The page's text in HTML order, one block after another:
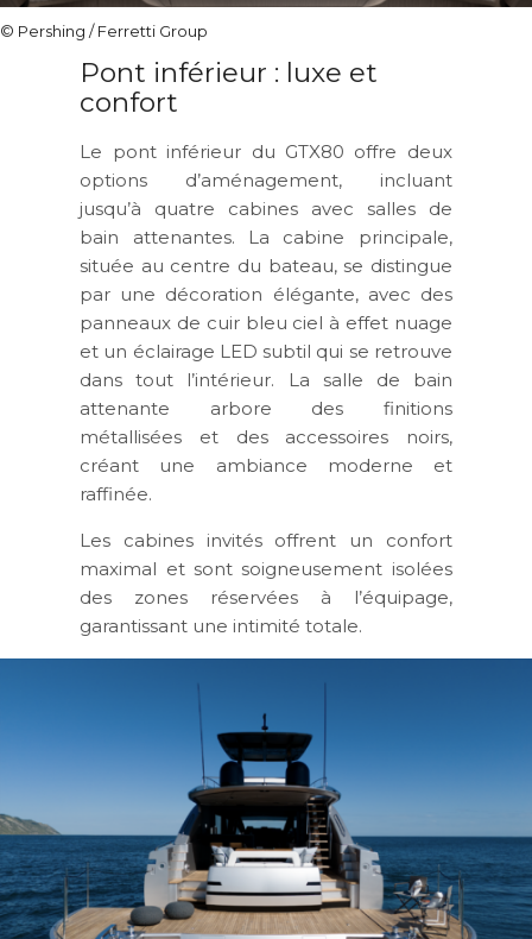
© Pershing / Ferretti Group
Pont inférieur : luxe et
confort
Le pont inférieur du GTX80 offre deux
options d’aménagement, incluant
jusqu’à quatre cabines avec salles de
bain attenantes. La cabine principale,
située au centre du bateau, se distingue
par une décoration élégante, avec des
panneaux de cuir bleu ciel à effet nuage
et un éclairage LED subtil qui se retrouve
dans tout l’intérieur. La salle de bain
attenante arbore des finitions
métallisées et des accessoires noirs,
créant une ambiance moderne et
raffinée.
Les cabines invités offrent un confort
maximal et sont soigneusement isolées
des zones réservées à l’équipage,
garantissant une intimité totale.